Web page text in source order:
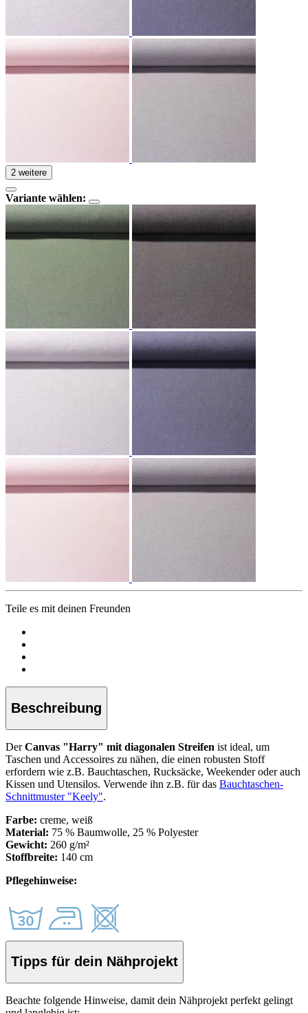
2 weitere
Variante wählen:
Teile es mit deinen Freunden
Beschreibung
Der Canvas "Harry" mit diagonalen Streifen ist ideal, um
Taschen und Accessoires zu nähen, die einen robusten Stoff
erfordern wie z.B. Bauchtaschen, Rucksäcke, Weekender oder auch
Kissen und Utensilos. Verwende ihn z.B. für das Bauchtaschen-
Schnittmuster "Keely".
Farbe: creme, weiß
Material: 75 % Baumwolle, 25 % Polyester
Gewicht: 260 g/m²
Stoffbreite: 140 cm
Pflegehinweise:
Tipps für dein Nähprojekt
Beachte folgende Hinweise, damit dein Nähprojekt perfekt gelingt